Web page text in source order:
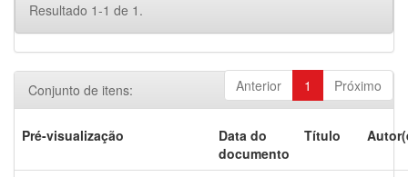
Resultado 1-1 de 1.
Anterior 1 Próximo
Conjunto de itens:
Pré-visualização
Data do
documento
Título